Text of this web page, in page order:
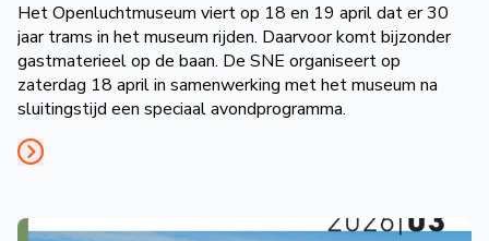
Het Openluchtmuseum viert op 18 en 19 april dat er 30
jaar trams in het museum rijden. Daarvoor komt bijzonder
gastmaterieel op de baan. De SNE organiseert op
zaterdag 18 april in samenwerking met het museum na
sluitingstijd een speciaal avondprogramma.